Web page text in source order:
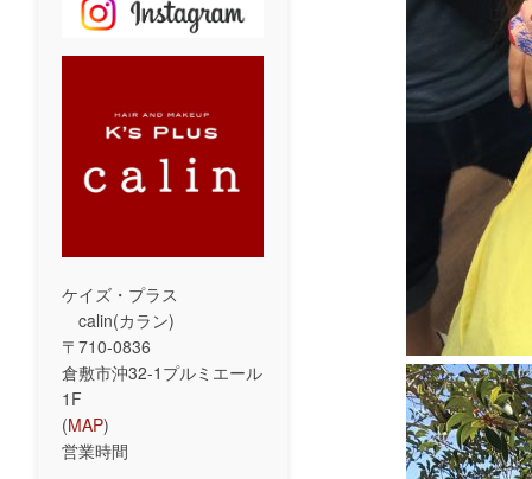
ケイズ・プラス
calin(カラン)
〒710-0836
倉敷市沖32-1プルミエール
1F
(MAP)
営業時間